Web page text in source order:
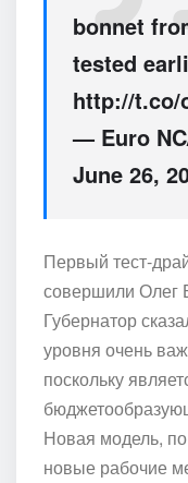
bonnet
tested
http://t.co/
— Euro
June 26,
Первый тест-
совершили Олег
Губернатор
уровня очень
поскольку
Новая модель,
новые рабочие